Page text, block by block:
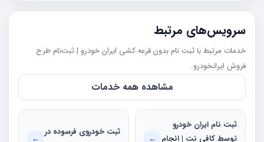
سرویس‌های مرتبط
خدمات مرتبط با ثبت نام بدون قرعه کشی ایران خودرو | ثبت‌نام طرح
فروش ایرانخودرو.
مشاهده همه خدمات
ثبت نام ایران خودرو
توسط کافی نت | انجام ←
ثبت خودروی فرسوده در
←